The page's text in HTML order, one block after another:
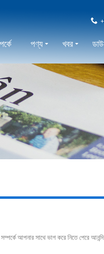
পণ্য খবর
আপনার সাথে ভাগ করে নিতে পেরে